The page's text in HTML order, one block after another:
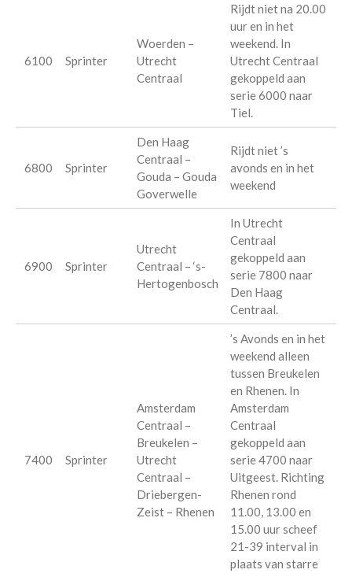
6100 Sprinter
Woerden –
Utrecht
Centraal
Rijdt niet na 20.00
uur en in het
weekend. In
Utrecht Centraal
gekoppeld aan
serie 6000 naar
Tiel.
6800 Sprinter
Den Haag
Centraal –
Gouda – Gouda
Goverwelle
Rijdt niet ’s
avonds en in het
weekend
6900 Sprinter
Utrecht
Centraal – ‘s-
Hertogenbosch
In Utrecht
Centraal
gekoppeld aan
serie 7800 naar
Den Haag
Centraal.
7400 Sprinter
Amsterdam
Centraal –
Breukelen –
Utrecht
Centraal –
Driebergen-
Zeist – Rhenen
’s Avonds en in het
weekend alleen
tussen Breukelen
en Rhenen. In
Amsterdam
Centraal
gekoppeld aan
serie 4700 naar
Uitgeest. Richting
Rhenen rond
11.00, 13.00 en
15.00 uur scheef
21-39 interval in
plaats van starre